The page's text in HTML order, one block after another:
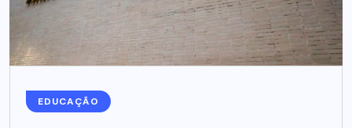
EDUCAÇÃO